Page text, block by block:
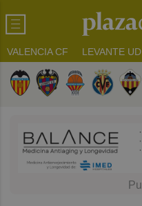
VALENCIA CF LEVANTE UD